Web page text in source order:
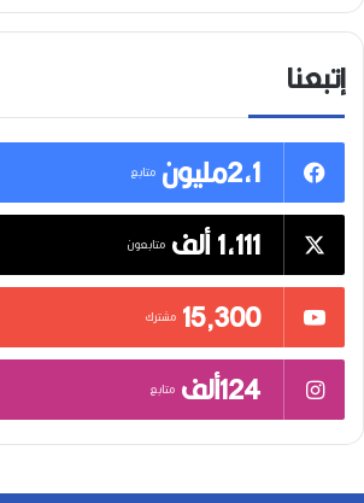
إتبعنا
2,1مليون
متابع
1,111 ألف متابعون
15٬300 مشترك
124ألف متابع